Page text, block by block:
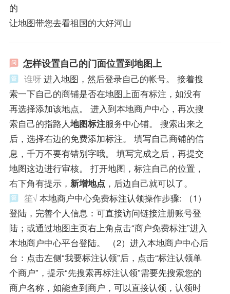
的
让地图带您去看祖国的大好河山
怎样设置自己的门面位置到地图上
谁呀 进入地图，然后登录自己的帐号。 接着搜
索一下自己的商铺是否在地图上面有标注，如没有
再选择添加该地点。 进入到本地商户中心，再次搜
索自己的指路人地图标注服务中心铺。 搜索出来之
后，选择右边的免费添加标注。 填写自己商铺的信
息，千万不要有错别字哦。 填写完成之后，再提交
地图这边进行审核。 打开地图，标注自己的位置，
右下角有提示， 新增地点 ，后边自己就可以了。
笙√本地商户中心免费标注认领操作步骤: （1）
登陆，完善个人信息：可直接访问链接注册账号登
陆；或通过地图主页右上角点击“商户免费标注”进入
本地商户中心平台登陆。 （2）进入本地商户中心后
台：点击左侧“我要标注认领”后，点击“标注认领单
个商户”，提示“先搜索再标注认领”需要先搜索您的
商户名称，如能查到商户，可以直接认领，认领时